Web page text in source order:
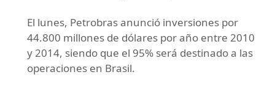
El lunes, Petrobras anunció inversiones por
44.800 millones de dólares por año entre 2010
y 2014, siendo que el 95% será destinado a las
operaciones en Brasil.